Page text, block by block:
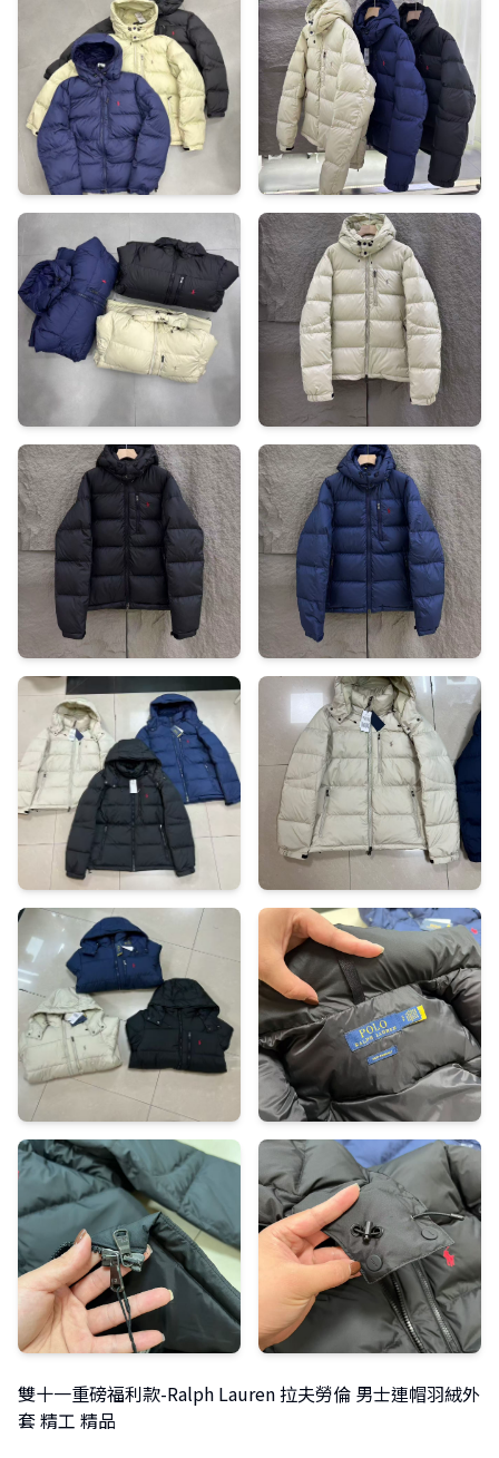
雙十一重磅福利款-Ralph Lauren 拉夫勞倫 男士連帽羽絨外
套 精工 精品